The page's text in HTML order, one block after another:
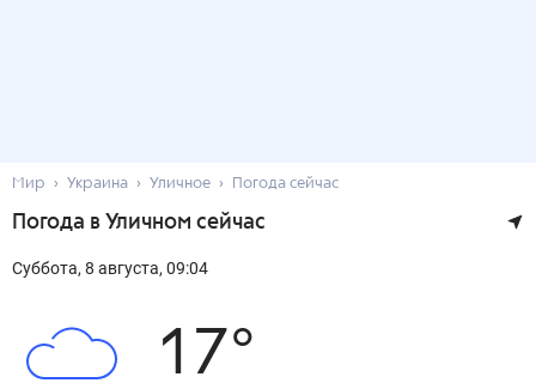
Мир Украина Уличное Погода сейчас
Погода в Уличном сейчас
Суббота, 8 августа, 09:04
17°